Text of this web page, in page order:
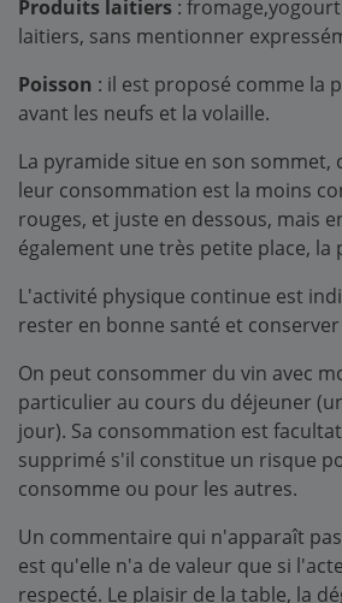
Produits laitiers :
laitiers, sans mentionner
Poisson : il est proposé comme la
avant les neufs et la volaille.
La pyramide situe en son sommet,
leur consommation est la moins
rouges, et juste en dessous, mais
également une très petite place, la
L'activité physique continue est
rester en bonne santé et
On peut consommer du vin avec
particulier au cours du déjeuner
jour). Sa consommation est
supprimé s'il constitue un risque
consomme ou pour les autres.
Un commentaire qui n'apparaît
est qu'elle n'a de valeur que si
respecté. Le plaisir de la table, la